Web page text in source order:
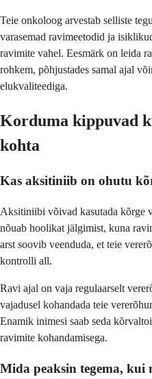
Teie onkoloog arvestab selliste
varasemad ravimeetodid ja
ravimite vahel. Eesmärk on leida
rohkem, põhjustades samal ajal
elukvaliteediga.
Korduma kippuvad
kohta
Kas aksitiniib on ohutu
Aksitiniibi võivad kasutada kõrge
nõuab hoolikat jälgimist, kuna
arst soovib veenduda, et teie
kontrolli all.
Ravi ajal on vaja regulaarselt
vajadusel kohandada teie
Enamik inimesi saab seda
ravimite kohandamisega.
Mida peaksin tegema, kui